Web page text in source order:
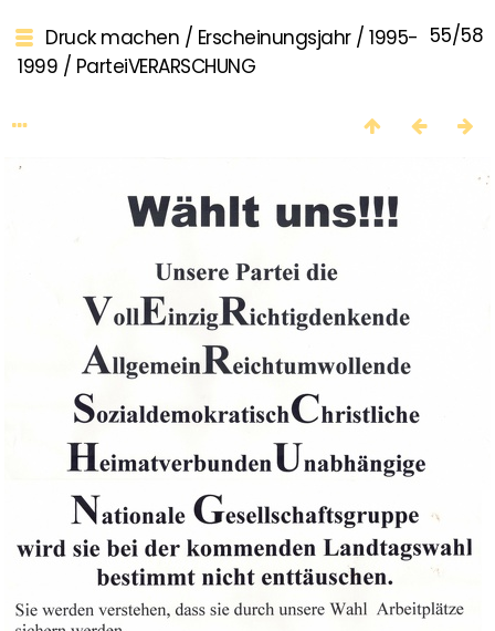
55/58
Druck machen / Erscheinungsjahr/ 1995-
1999 / ParteiVERARSCHUNG